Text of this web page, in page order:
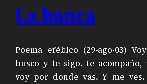
La banca
Poema efébico (29-ago-03)
busco y te sigo. te
voy por donde vas. Y me